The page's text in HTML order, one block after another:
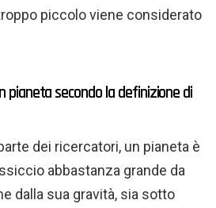
piccolo viene considerato
pianeta secondo la definizione di
dei ricercatori, un pianeta è
abbastanza grande da
dalla sua gravità, sia sotto